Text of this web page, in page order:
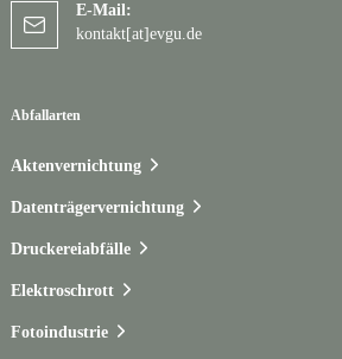
E-Mail:
kontakt[at]evgu.de
Abfallarten
Aktenvernichtung
Datenträgervernichtung
Druckereiabfälle
Elektroschrott
Fotoindustrie